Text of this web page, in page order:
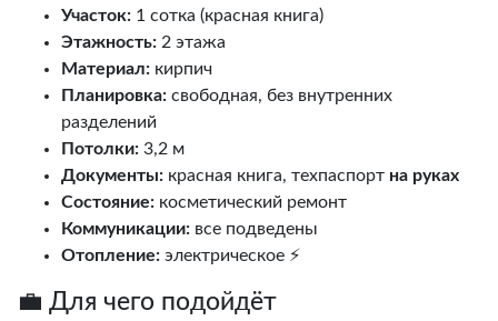
Участок: 1 сотка (красная книга)
Этажность: 2 этажа
Материал: кирпич
Планировка: свободная, без внутренних
разделений
Потолки: 3,2 м
Документы: красная книга, техпаспорт на руках
Состояние: косметический ремонт
Коммуникации: все подведены
Отопление: электрическое ⚡
💼 Для чего подойдёт